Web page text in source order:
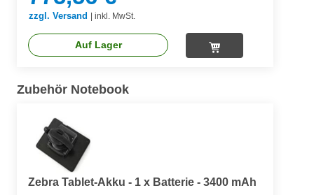
zzgl. Versand inkl. MwSt.
Auf Lager
Zubehör Notebook
Zebra Tablet-Akku - 1 x Batterie - 3400 mAh